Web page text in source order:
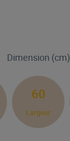
Dimension (cm)
60
Largeur